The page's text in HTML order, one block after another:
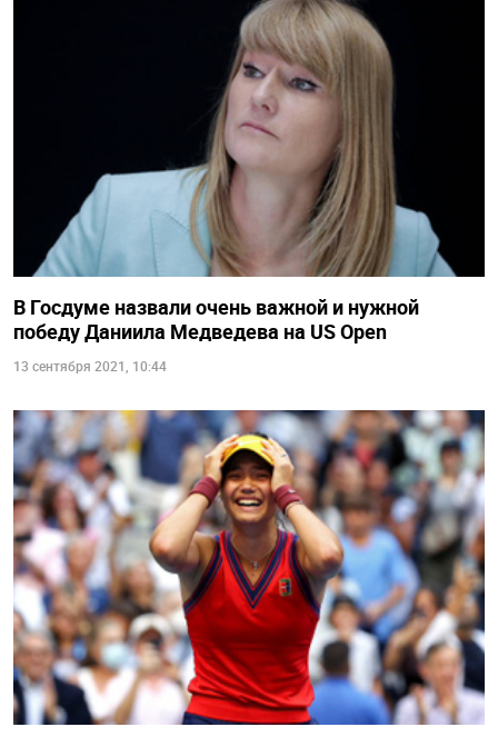
В Госдуме назвали очень важной и нужной
победу Даниила Медведева на US Open
13 сентября 2021, 10:44